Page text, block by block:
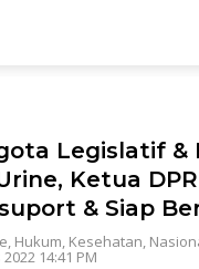
Legislatif &
Ketua
& Siap
Hukum Kesehatan
14:41 PM